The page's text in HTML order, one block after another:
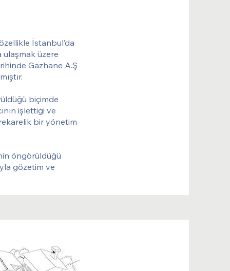
İstanbul’da
ulaşmak üzere
Gazhane A.Ş
biçimde
işlettiği ve
bir yönetim
öngörüldüğü
gözetim ve